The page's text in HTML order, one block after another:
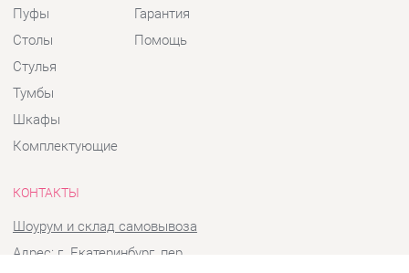
Стулья
Тумбы
Шкафы
Комплектующие
КОНТАКТЫ
Адрес: г. Екатеринбург, пер.
Телефон: +7 (903) 000-00-00